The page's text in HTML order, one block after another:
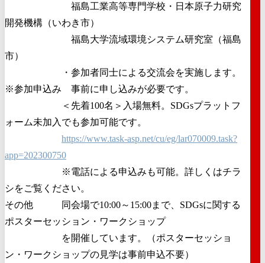
福島工業高等専門学校・日本原子力研究
開発機構（いわき市）
福島大学流域環境システム研究室（福島
市）
・参加者同士による交流会を実施します。
※参加申込み 事前に申し込みが必要です。
＜先着100名＞入場無料。SDGsプラットフ
ォーム未加入でも参加可能です。
https://www.task-asp.net/cu/eg/lar070009.task?
app=202300750
※電話による申込みも可能。詳しくはチラ
シをご覧ください。
その他 同会場で10:00～15:00まで、SDGsに関する
ポスターセッション・ワークショップ
を開催しています。（ポスターセッショ
ン・ワークショップの見学は事前申込不要）